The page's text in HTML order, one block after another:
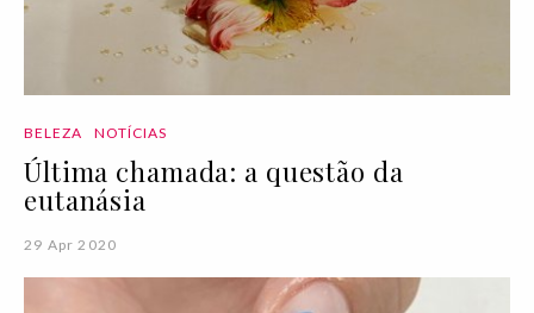
BELEZA NOTÍCIAS
Última chamada: a questão da
eutanásia
29 Apr 2020